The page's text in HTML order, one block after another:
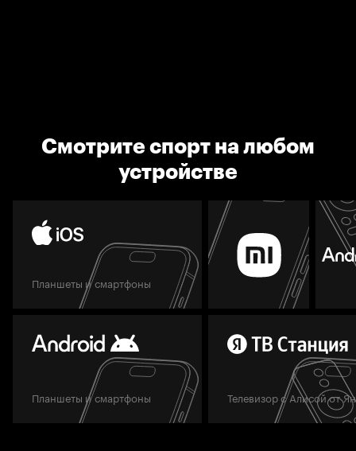
Смотрите спорт на любом
устройстве
Планшеты и смартфоны
Планшеты и смартфоны Телевизор с Алисой от